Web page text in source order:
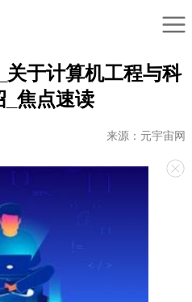
于计算机工程与科
_焦点速读
来源：元宇宙网